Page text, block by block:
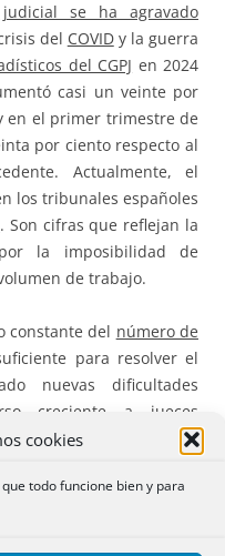
cookies
todo funcione bien y para
judicial se ha agravado
del COVIDy la guerra
del CGPJ en 2024
casi un veinte por
en el primer trimestre de
por ciento respecto al
Actualmente, el
los tribunales españoles
. Son cifras que reflejan la
la imposibilidad de
de trabajo.
constante del número de
para resolver el
nuevas dificultades
creciente a jueces
críticas por parte de las